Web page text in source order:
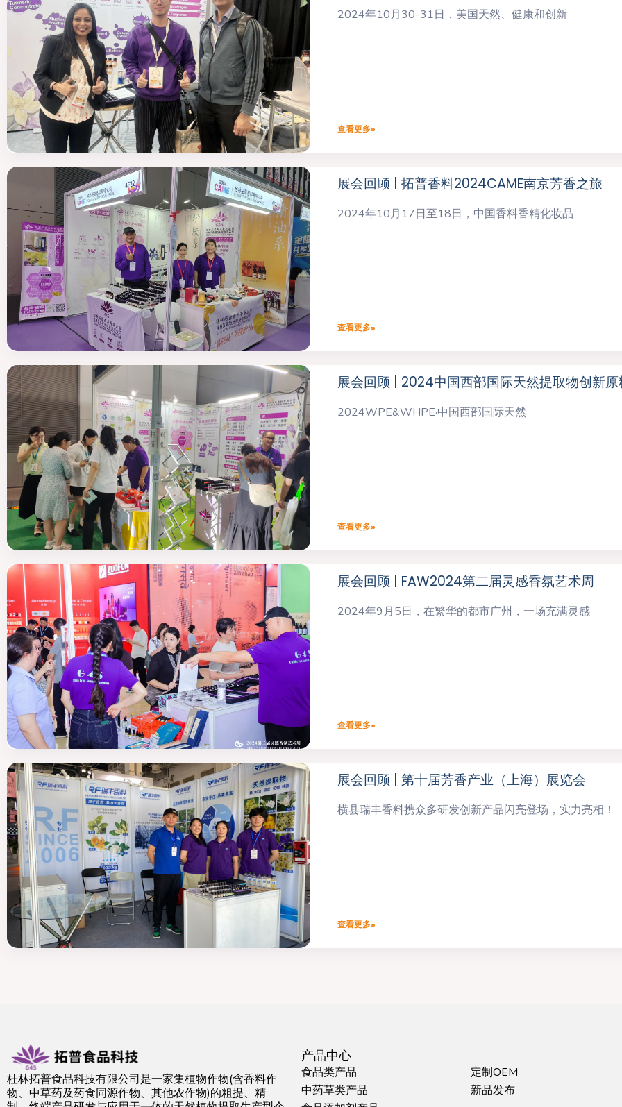
2024年10月30-31日，美国天然、健康和创新
查看更多»
展会回顾 | 拓普香料2024CAME南京芳香之旅
2024年10月17日至18日，中国香料香精化妆品
查看更多»
展会回顾 | 2024中国西部国际天然提取物创新原
2024WPE&WHPE·中国西部国际天然
查看更多»
展会回顾 | FAW2024第二届灵感香氛艺术周
2024年9月5日，在繁华的都市广州，一场充满灵感
查看更多»
展会回顾 | 第十届芳香产业（上海）展览会
横县瑞丰香料携众多研发创新产品闪亮登场，实力亮相！
查看更多»
桂林拓普食品科技有限公司是一家集植物作物(含香料作
物、中草药及药食同源作物、其他农作物)的粗提、精
产品中心
食品类产品
中药草类产品
定制OEM
新品发布